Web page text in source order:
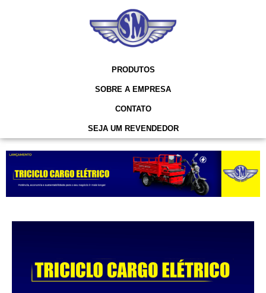
PRODUTOS
SOBRE A EMPRESA
CONTATO
SEJA UM REVENDEDOR